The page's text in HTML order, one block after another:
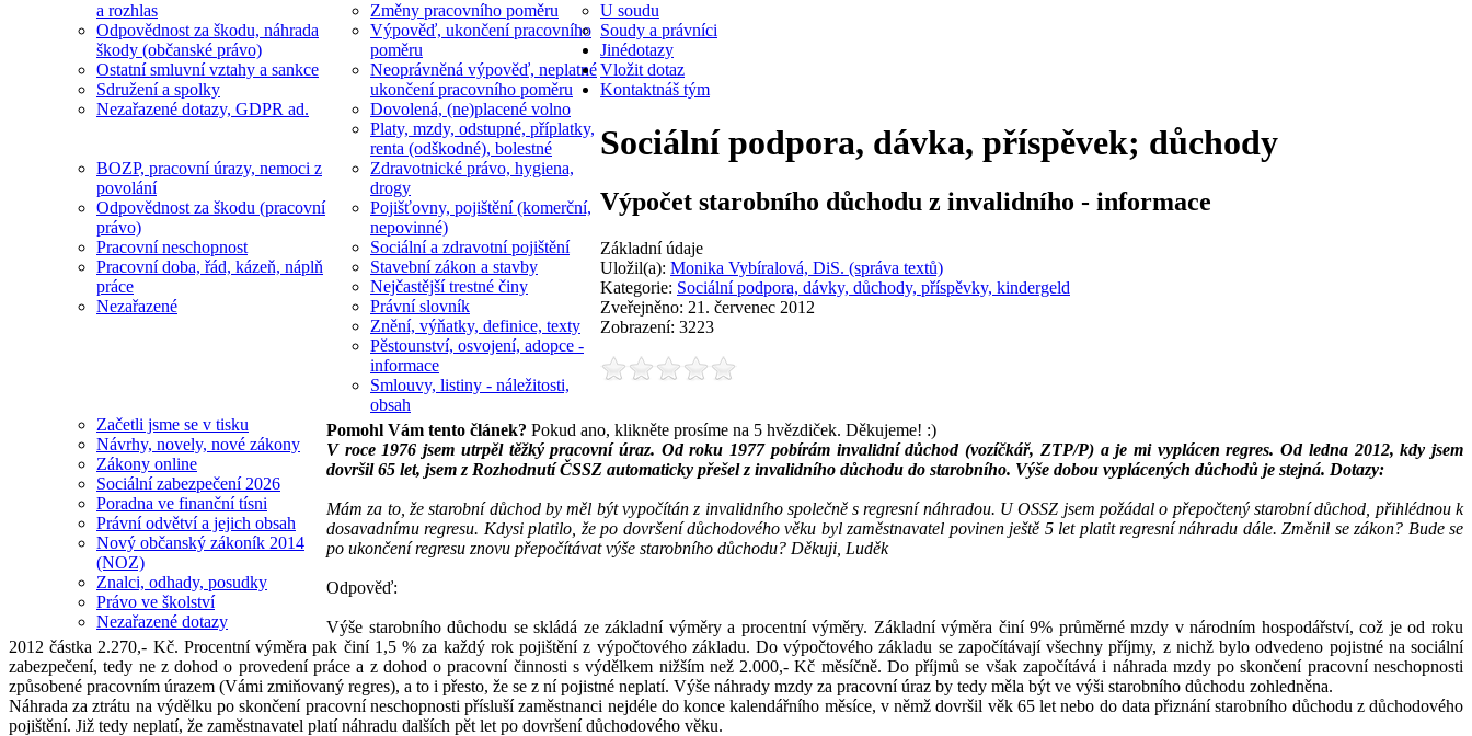
a rozhlas
Odpovědnost za škodu, náhrada
škody (občanské právo)
Ostatní smluvní vztahy a sankce
Sdružení a spolky
Nezařazené dotazy, GDPR ad.
Změny pracovního poměru
Výpověď, ukončení pracovního
poměru
Neoprávněná výpověď, neplatné
ukončení pracovního poměru
Dovolená, (ne)placené volno
Platy, mzdy, odstupné, příplatky,
renta (odškodné), bolestné
BOZP, pracovní úrazy, nemoci z
povolání
Odpovědnost za škodu (pracovní
právo)
Pracovní neschopnost
Pracovní doba, řád, kázeň, náplň
práce
Nezařazené
Zdravotnické právo, hygiena,
drogy
Pojišťovny, pojištění (komerční,
nepovinné)
Sociální a zdravotní pojištění
Stavební zákon a stavby
Nejčastější trestné činy
Právní slovník
Znění, výňatky, definice, texty
Pěstounství, osvojení, adopce -
informace
Smlouvy, listiny - náležitosti,
obsah
Začetli jsme se v tisku
Návrhy, novely, nové zákony
Zákony online
Sociální zabezpečení 2026
Poradna ve finanční tísni
Právní odvětví a jejich obsah
Nový občanský zákoník 2014
(NOZ)
Znalci, odhady, posudky
Právo ve školství
Nezařazené dotazy
U soudu
Soudy a právníci
Jinédotazy
Vložit dotaz
Kontaktnáš tým
Sociální podpora, dávka, příspěvek; důchody
Výpočet starobního důchodu z invalidního - informace
Základní údaje
Uložil(a): Monika Vybíralová, DiS. (správa textů)
Kategorie: Sociální podpora, dávky, důchody, příspěvky, kindergeld
Zveřejněno: 21. červenec 2012
Zobrazení: 3223
Pomohl Vám tento článek? Pokud ano, klikněte prosíme na 5 hvězdiček. Děkujeme! :)
V roce 1976 jsem utrpěl těžký pracovní úraz. Od roku 1977 pobírám invalidní důchod (vozíčkář, ZTP/P) a je mi vyplácen regres. Od ledna 2012, kdy jsem
dovršil 65 let, jsem z Rozhodnutí ČSSZ automaticky přešel z invalidního důchodu do starobního. Výše dobou vyplácených důchodů je stejná. Dotazy:
Mám za to, že starobní důchod by měl být vypočítán z invalidního společně s regresní náhradou. U OSSZ jsem požádal o přepočtený starobní důchod, přihlédnou k
dosavadnímu regresu. Kdysi platilo, že po dovršení důchodového věku byl zaměstnavatel povinen ještě 5 let platit regresní náhradu dále. Změnil se zákon? Bude se
po ukončení regresu znovu přepočítávat výše starobního důchodu? Děkuji, Luděk
Odpověď:
Výše starobního důchodu se skládá ze základní výměry a procentní výměry. Základní výměra činí 9% průměrné mzdy v národním hospodářství, což je od roku
2012 částka 2.270,- Kč. Procentní výměra pak činí 1,5 % za každý rok pojištění z výpočtového základu. Do výpočtového základu se započítávají všechny příjmy, z nichž bylo odvedeno pojistné na sociální
zabezpečení, tedy ne z dohod o provedení práce a z dohod o pracovní činnosti s výdělkem nižším než 2.000,- Kč měsíčně. Do příjmů se však započítává i náhrada mzdy po skončení pracovní neschopnosti
způsobené pracovním úrazem (Vámi zmiňovaný regres), a to i přesto, že se z ní pojistné neplatí. Výše náhrady mzdy za pracovní úraz by tedy měla být ve výši starobního důchodu zohledněna.
Náhrada za ztrátu na výdělku po skončení pracovní neschopnosti přísluší zaměstnanci nejdéle do konce kalendářního měsíce, v němž dovršil věk 65 let nebo do data přiznání starobního důchodu z důchodového
pojištění. Již tedy neplatí, že zaměstnavatel platí náhradu dalších pět let po dovršení důchodového věku.